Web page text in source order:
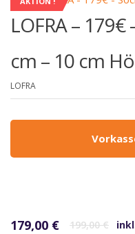
LOFRA –
cm – 10 cm
LOFRA
199,00€
179,00 €